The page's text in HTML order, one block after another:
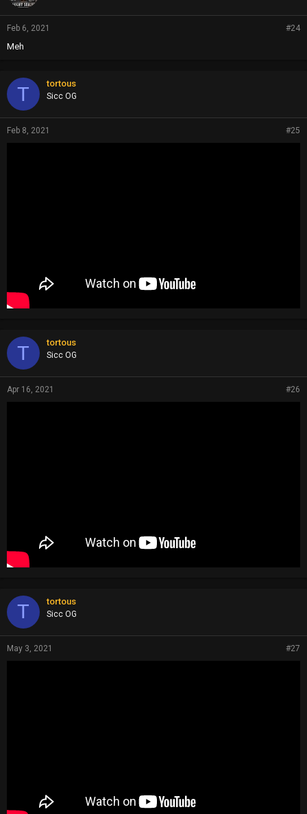
Feb 6, 2021 #24
Meh
T tortous
Sicc OG
Feb 8, 2021 #25
T tortous
Sicc OG
Apr 16, 2021 #26
T tortous
Sicc OG
May 3, 2021 #27